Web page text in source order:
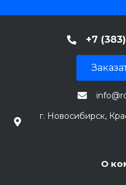
+7
г. Новосибирск,
О